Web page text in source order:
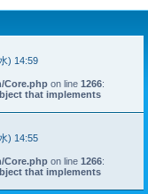
) 14:59
Core.php on line 1266:
that implements
) 14:55
Core.php on line 1266:
that implements